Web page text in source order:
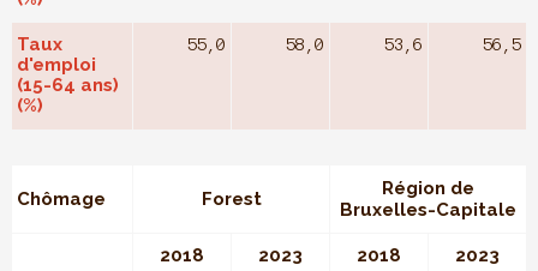
Taux
d'emploi
(15-64 ans)
(%)
55,0 58,0 53,6 56,5
Chômage Forest
Région de
Bruxelles-Capitale
2018 2023 2018 2023